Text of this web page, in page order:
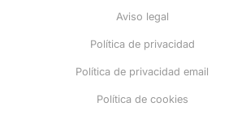
Aviso legal
Política de privacidad
Política de privacidad email
Política de cookies